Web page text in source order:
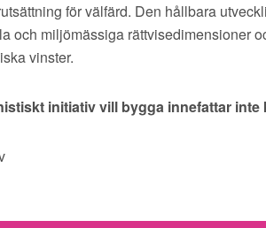
för välfärd. Den hållbara
och miljömässiga rättvisedimensioner
vinster.
initiativ vill bygga innefattar inte